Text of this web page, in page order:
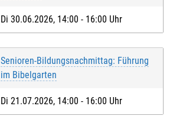
Di 30.06.2026, 14:00 - 16:00 Uhr
Senioren-Bildungsnachmittag: Führung
im Bibelgarten
Di 21.07.2026, 14:00 - 16:00 Uhr